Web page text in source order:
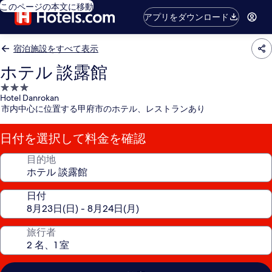
このページの本文に移動
アプリをダウンロード
宿泊施設をすべて表示
ホテル 談露館
3.0
つ
星
宿
泊
施
Hotel Danrokan
市内中心に位置する甲府市のホテル、レストランあり
日付を選択して料金を確認
目的地
日付
旅行者